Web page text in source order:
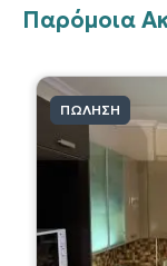
Παρόμοια
ΠΏΛΗΣΗ